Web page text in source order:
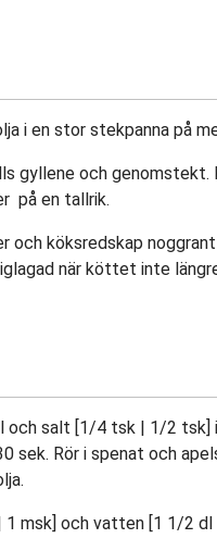
i en stor stekpanna på
gyllene och genomstekt.
på en tallrik.
och köksredskap
när köttet inte
och salt [1/4 tsk | 1/2 tsk]
sek. Rör i spenat och
1 msk] och vatten [1 1/2